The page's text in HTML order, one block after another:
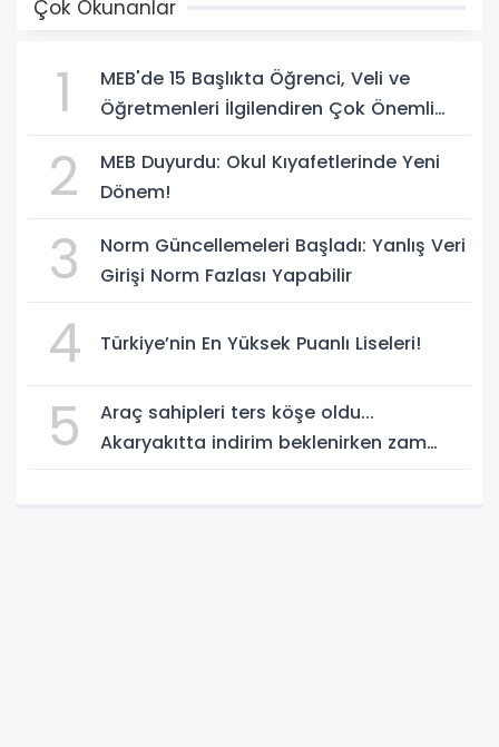
Çok Okunanlar
1
MEB'de 15 Başlıkta Öğrenci, Veli ve
Öğretmenleri İlgilendiren Çok Önemli
2
MEB Duyurdu: Okul Kıyafetlerinde Yeni
Dönem!
3
Norm Güncellemeleri Başladı: Yanlış Veri
Girişi Norm Fazlası Yapabilir
4 Türkiye’nin En Yüksek Puanlı Liseleri!
5
Araç sahipleri ters köşe oldu...
Akaryakıtta indirim beklenirken zam